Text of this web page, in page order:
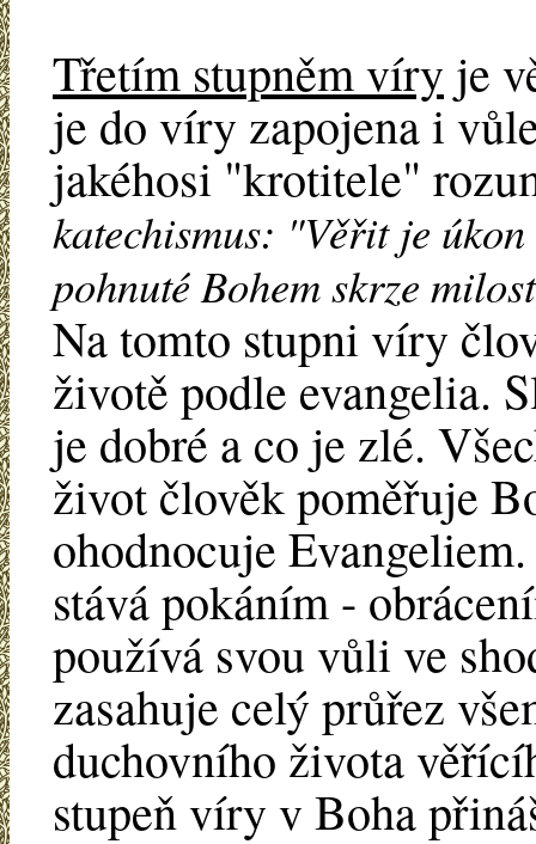
Třetím stupněm víry je
je do víry zapojena i
jakéhosi "krotitele"
katechismus: "Věřit je
pohnuté Bohem skrze
Na tomto stupni víry
životě podle evangelia.
je dobré a co je zlé.
život člověk poměřuje
ohodnocuje
stává pokáním -
používá svou vůli ve
zasahuje celý průřez
duchovního života
stupeň víry v Boha